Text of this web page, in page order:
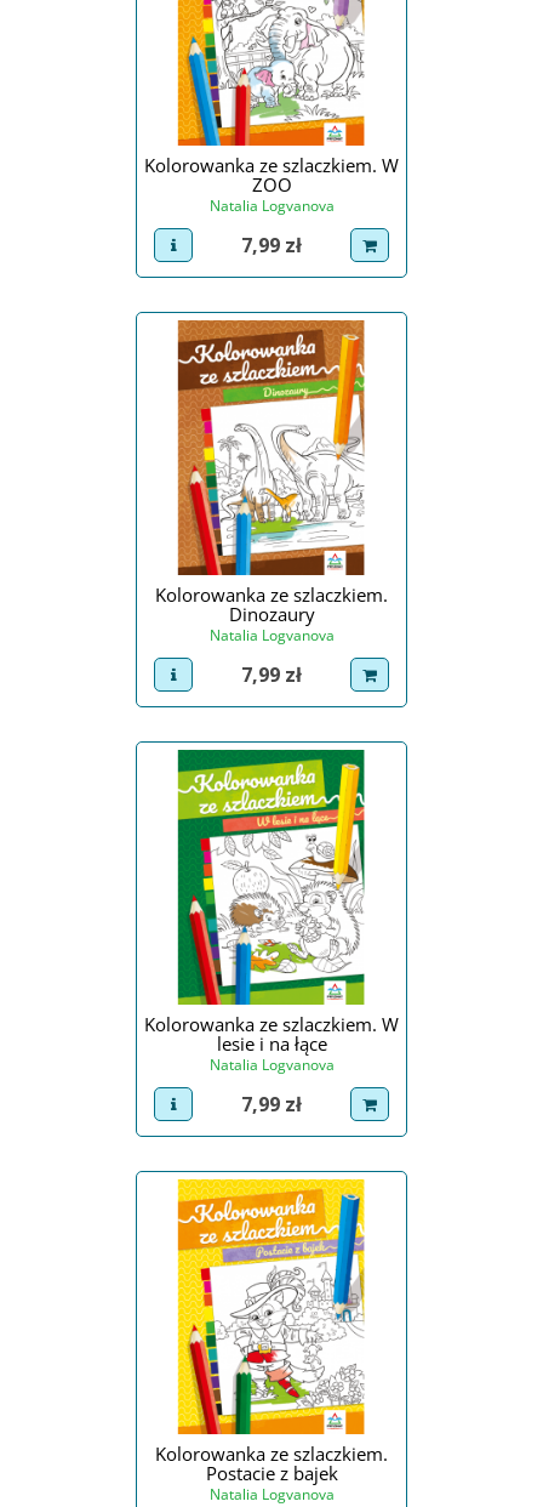
Kolorowanka ze szlaczkiem. W
ZOO
Natalia Logvanova
view product
Cena
7,99 zł dodaj do koszyka
Kolorowanka ze szlaczkiem.
Dinozaury
Natalia Logvanova
view product
Cena
7,99 zł dodaj do koszyka
Kolorowanka ze szlaczkiem. W
lesie i na łące
Natalia Logvanova
view product
Cena
7,99 zł dodaj do koszyka
Kolorowanka ze szlaczkiem.
Postacie z bajek
Natalia Logvanova